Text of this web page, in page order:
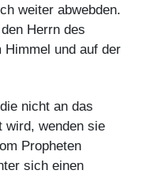
weiter abwebden.
Herrn des
und auf der
nicht an das
wird, wenden sie
Propheten
sich einen